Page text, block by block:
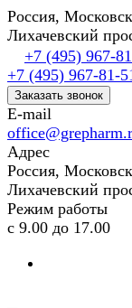
Россия,
Лихачевский
+7 (495) 967-
+7 (495) 967-81-
Заказать звонок
E-mail
Адрес
Россия,
Лихачевский
Режим работы
с 9.00 до 17.00